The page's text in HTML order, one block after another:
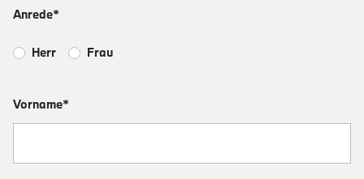
Anrede*
Herr Frau
Vorname*